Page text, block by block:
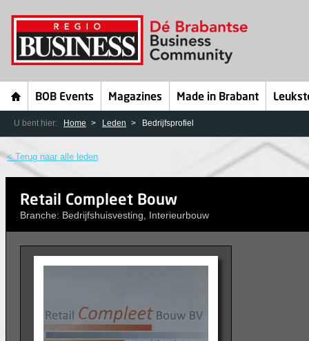
BOB Events Magazines Made in Brabant
U bent hier: Home Leden Bedrijfsprofiel
< Terug naar alle leden
Retail Compleet Bouw
Branche: Bedrijfshuisvesting, Interieurbouw